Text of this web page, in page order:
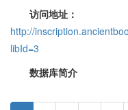
访问地址：
http://
libId=3
数据库简介